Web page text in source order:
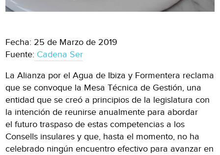
Fecha: 25 de Marzo de 2019
Fuente: Cadena Ser
La Alianza por el Agua de Ibiza y Formentera reclama
que se convoque la Mesa Técnica de Gestión, una
entidad que se creó a principios de la legislatura con
la intención de reunirse anualmente para abordar
el futuro traspaso de estas competencias a los
Consells insulares y que, hasta el momento, no ha
celebrado ningún encuentro efectivo para avanzar en